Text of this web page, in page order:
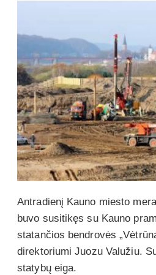
Antradienį Kauno miesto
buvo susitikęs su Kauno
statančios bendrovės
direktoriumi Juozu Valužiu.
statybų eiga.